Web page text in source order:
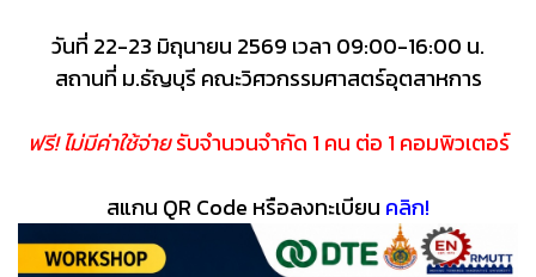
วันที่ 22-23 มิถุนายน 2569 เวลา 09:00-16:00 น.
สถานที่ ม.ธัญบุรี คณะวิศวกรรมศาสตร์อุตสาหการ
ฟรี! ไม่มีค่าใช้จ่ายรับจำนวนจำกัด 1 คน ต่อ 1 คอมพิวเตอร์
สแกน QR Code หรือลงทะเบียน คลิก!